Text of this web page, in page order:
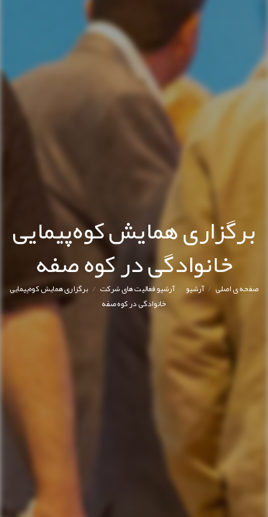
برگزاری همایش کوه‌پیمایی
خانوادگی در کوه صفه
صفحه ی اصلی/ آرشیو/ آرشیو فعالیت های شرکت/ برگزاری همایش کوه‌پیمایی
خانوادگی در کوه صفه